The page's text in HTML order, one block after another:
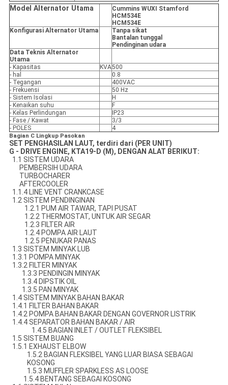
Model Alternator Utama
Cummins WUXI Stamford
HCM534E
HCM534E
Konfigurasi Alternator Utama
Tanpa sikat
Bantalan tunggal
Pendinginan udara
Data Teknis Alternator
Utama
- Kapasitas
KVA500
- hal
0.8
- Tegangan
400VAC
- Frekuensi
50 Hz
- Sistem Isolasi
H
- Kenaikan suhu
F
- Kelas Perlindungan
IP23
- Fase / Kawat
3/3
- POLES
4
Bagian C Lingkup Pasokan
SET PENGHASILAN LAUT, terdiri dari (PER UNIT)
G - DRIVE ENGINE, KTA19-D (M), DENGAN ALAT BERIKUT:
1.1 SISTEM UDARA
PEMBERSIH UDARA
TURBOCHARER
AFTERCOOLER
1.1.4 LINE VENT CRANKCASE
1.2 SISTEM PENDINGINAN
1.2.1 PUM AIR TAWAR, TAPI PUSAT
1.2.2 THERMOSTAT, UNTUK AIR SEGAR
1.2.3 FILTER AIR
1.2.4 POMPA AIR LAUT
1.2.5 PENUKAR PANAS
1.3 SISTEM MINYAK LUB
1.3.1 POMPA MINYAK
1.3.2 FILTER MINYAK
1.3.3 PENDINGIN MINYAK
1.3.4 DIPSTIK OIL
1.3.5 PAN MINYAK
1.4 SISTEM MINYAK BAHAN BAKAR
1.4.1 FILTER BAHAN BAKAR
1.4.2 POMPA BAHAN BAKAR DENGAN GOVERNOR LISTRIK
1.4.4 SEPARATOR BAHAN BAKAR / AIR
1.4.5 BAGIAN INLET / OUTLET FLEKSIBEL
1.5 SISTEM BUANG
1.5.1 EXHAUST ELBOW
1.5.2 BAGIAN FLEKSIBEL YANG LUAR BIASA SEBAGAI
KOSONG
1.5.3 MUFFLER SPARKLESS AS LOOSE
1.5.4 BENTANG SEBAGAI KOSONG